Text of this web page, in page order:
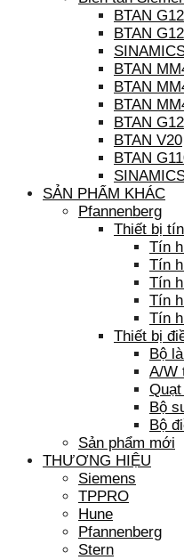
BTAN
BTAN
BTAN
BTAN
BTAN
BTAN
BTAN V20
BTAN
SẢN PHẨM KHÁC
Pfannenberg
Thiết bị
Tín
Tín
Tín
Tín
Tín
Thiết bị
Bộ
A/W
Bộ
Bộ
Sản phẩm mới
THƯƠNG HIỆU
Siemens
TPPRO
Hune
Pfannenberg
Stern